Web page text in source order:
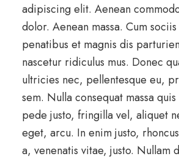
adipiscing elit. Aenean
dolor. Aenean massa. Cum
penatibus et magnis dis
nascetur ridiculus mus. Donec
ultricies nec, pellentesque eu,
sem. Nulla consequat massa
pede justo, fringilla vel, aliquet
eget, arcu. In enim justo,
a, venenatis vitae, justo. Nullam